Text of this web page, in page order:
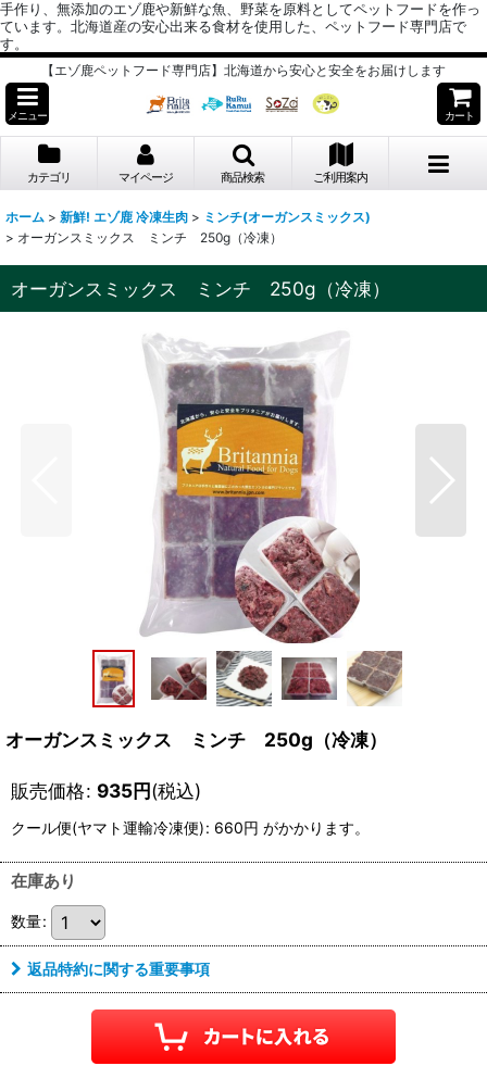
手作り、無添加のエゾ鹿や新鮮な魚、野菜を原料としてペットフードを作っ
ています。北海道産の安心出来る食材を使用した、ペットフード専門店で
す。
【エゾ鹿ペットフード専門店】北海道から安心と安全をお届けします
メニュー カート
カテゴリ マイページ 商品検索 ご利用案内
ホーム > 新鮮! エゾ鹿 冷凍生肉 > ミンチ(オーガンスミックス)
> オーガンスミックス ミンチ 250g（冷凍）
オーガンスミックス ミンチ 250g（冷凍）
オーガンスミックス ミンチ 250g（冷凍）
販売価格: 935円(税込)
クール便(ヤマト運輸冷凍便): 660円 がかかります。
在庫あり
数量:
返品特約に関する重要事項